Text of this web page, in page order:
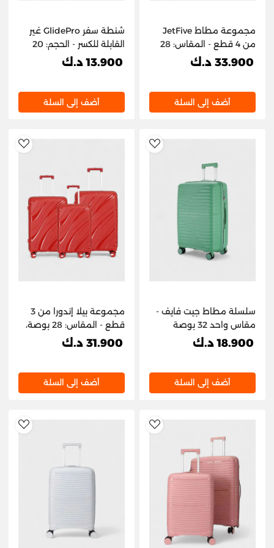
مجموعة مطاط JetFive
من 4 قطع - المقاس: 28
33.900 د.ك
أضف إلى السلة
شنطة سفر GlidePro غير
القابلة للكسر - الحجم: 20
بوصة
13.900 د.ك
أضف إلى السلة
AddToWishlist
سلسلة مطاط جيت فايف -
مقاس واحد 32 بوصة
18.900 د.ك
أضف إلى السلة
مجموعة بيلا إندورا من 3
قطع - المقاس: 28 بوصة،
24 بوصة، و20 بوصة
31.900 د.ك
أضف إلى السلة
AddToWishlist